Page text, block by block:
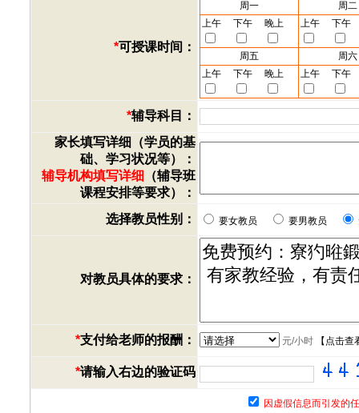
*可授课时间：
周一
周二
上午
下午 晚上 上午 下午
周五
周六
上午
下午 晚上 上午 下午
*辅导科目：
家长填写详细（学员的基
础、学习状况等）：
辅导机构填写详细 （辅导班
课程安排等要求）：
选择教员性别：
要女教员 要男教员
对教员具体的要求：
*支付给老师的报酬： 元/小时【 点击查
*请输入右边的验证码
因虚假信息而引发的